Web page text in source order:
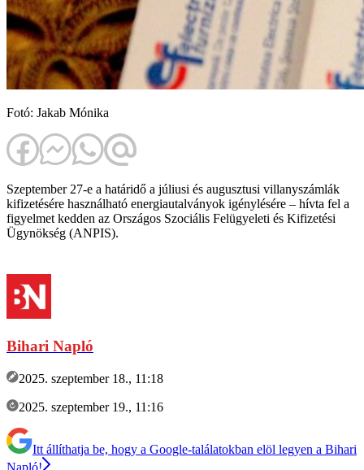
Fotó: Jakab Mónika
Szeptember 27-e a határidő a júliusi és augusztusi villanyszámlák
kifizetésére használható energiautalványok igénylésére – hívta fel a
figyelmet kedden az Országos Szociális Felügyeleti és Kifizetési
Ügynökség (ANPIS).
Bihari Napló
2025. szeptember 18., 11:18
2025. szeptember 19., 11:16
Itt állíthatja be, hogy a Google-találatokban elöl legyen a Bihari
Napló!